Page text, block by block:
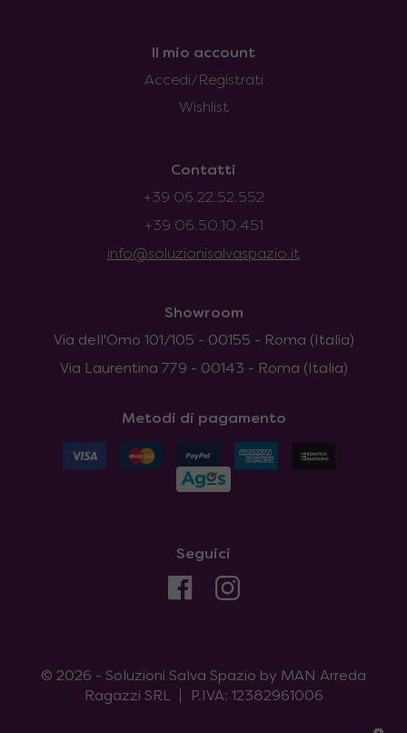
Il mio account
Accedi/Registrati
Wishlist
Contatti
+39 06.22.52.552
+39 06.50.10.451
info@soluzionisalvaspazio.it
Showroom
Via dell'Omo 101/105 - 00155 - Roma (Italia)
Via Laurentina 779 - 00143 - Roma (Italia)
Metodi di pagamento
Seguici
© 2026 - Soluzioni Salva Spazio by MAN Arreda
Ragazzi SRL
P.IVA: 12382961006